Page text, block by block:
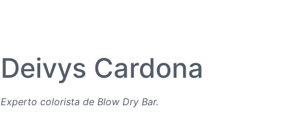
Deivys Cardona
Experto colorista de Blow Dry Bar.